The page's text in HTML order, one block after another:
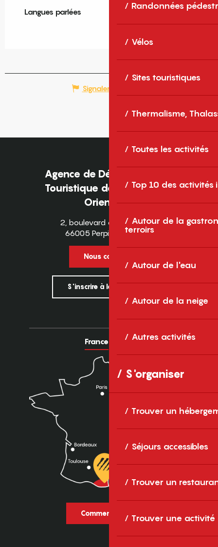
Randonnées
Vélos
Sites touristiques
Thermalisme,
Toutes les activités
Top 10 des activités
Autour de la
terroirs
Autour de l'eau
Autour de la neige
Autres activités
S'organiser
Trouver un
Séjours accessibles
Trouver un
Trouver une activité
Langues parlées
Langues parlées
Signaler une erreur
Agence de Développement
Touristique des Pyrénées-
Orientales
2, boulevard des Pyrénées
66005 Perpignan Cedex
Nous contacter
S'inscrire à la newsletter
France Europe
Comment venir ?